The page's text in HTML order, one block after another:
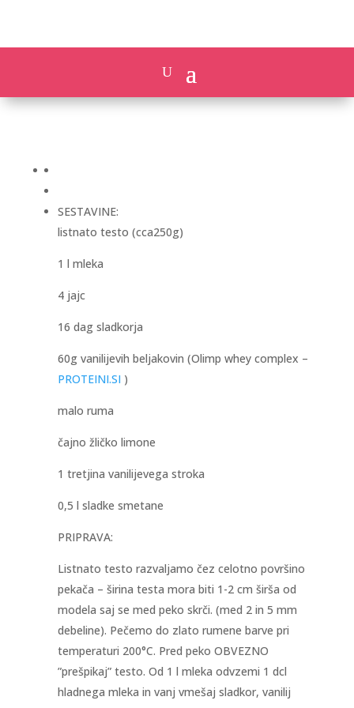
SESTAVINE:
listnato testo (cca250g)
1 l mleka
4 jajc
16 dag sladkorja
60g vanilijevih beljakovin (Olimp whey complex –
PROTEINI.SI )
malo ruma
čajno žličko limone
1 tretjina vanilijevega stroka
0,5 l sladke smetane
PRIPRAVA:
Listnato testo razvaljamo čez celotno površino
pekača – širina testa mora biti 1-2 cm širša od
modela saj se med peko skrči. (med 2 in 5 mm
debeline). Pečemo do zlato rumene barve pri
temperaturi 200°C. Pred peko OBVEZNO
”prešpikaj” testo. Od 1 l mleka odvzemi 1 dcl
hladnega mleka in vanj vmešaj sladkor, vanilij